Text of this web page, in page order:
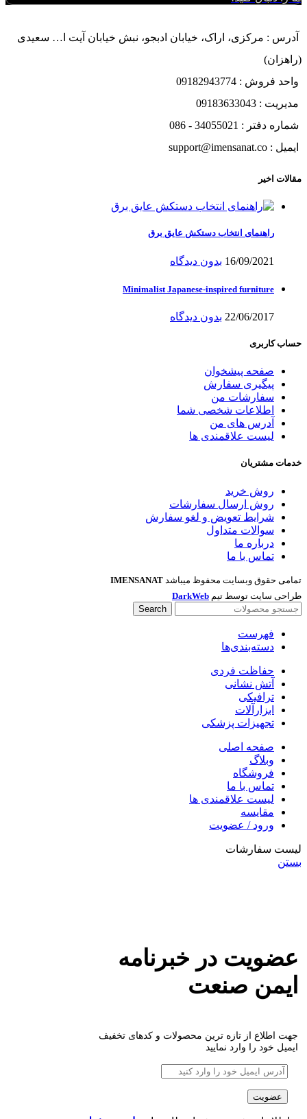
آدرس : مرکزی، اراک، خیابان ادبجو، نبش خیابان آیت ا… سعیدی
(راهزان)
واحد فروش : 09182943774
مدیریت : 09183633043
شماره دفتر : 34055021 - 086
ایمیل : support@imensanat.co
مقالات اخیر
راهنمای انتخاب دستکش عایق برق
16/09/2021 بدون دیدگاه
Minimalist Japanese-inspired furniture
22/06/2017 بدون دیدگاه
حساب کاربری
صفحه پیشخوان
پیگیری سفارش
سفارشات من
اطلاعات شخصی شما
آدرس های من
لیست علاقمندی ها
خدمات مشتریان
روش خرید
روش ارسال سفارشات
شرایط تعویض و لغو سفارش
سوالات متداول
درباره ما
تماس با ما
تمامی حقوق وبسایت محفوظ میباشد IMENSANAT
طراحی سایت توسط تیم DarkWeb
Search
فهرست
دسته‌بندی‌ها
حفاظت فردی
آتش نشانی
ترافیکی
ابزارآلات
تجهیزات پزشکی
صفحه اصلی
وبلاگ
فروشگاه
تماس با ما
لیست علاقمندی ها
مقایسه
ورود / عضویت
لیست سفارشات
بستن
عضویت در خبرنامه
ایمن صنعت
جهت اطلاع از تازه ترین محصولات و کدهای تخفیف
ایمیل خود را وارد نمایید